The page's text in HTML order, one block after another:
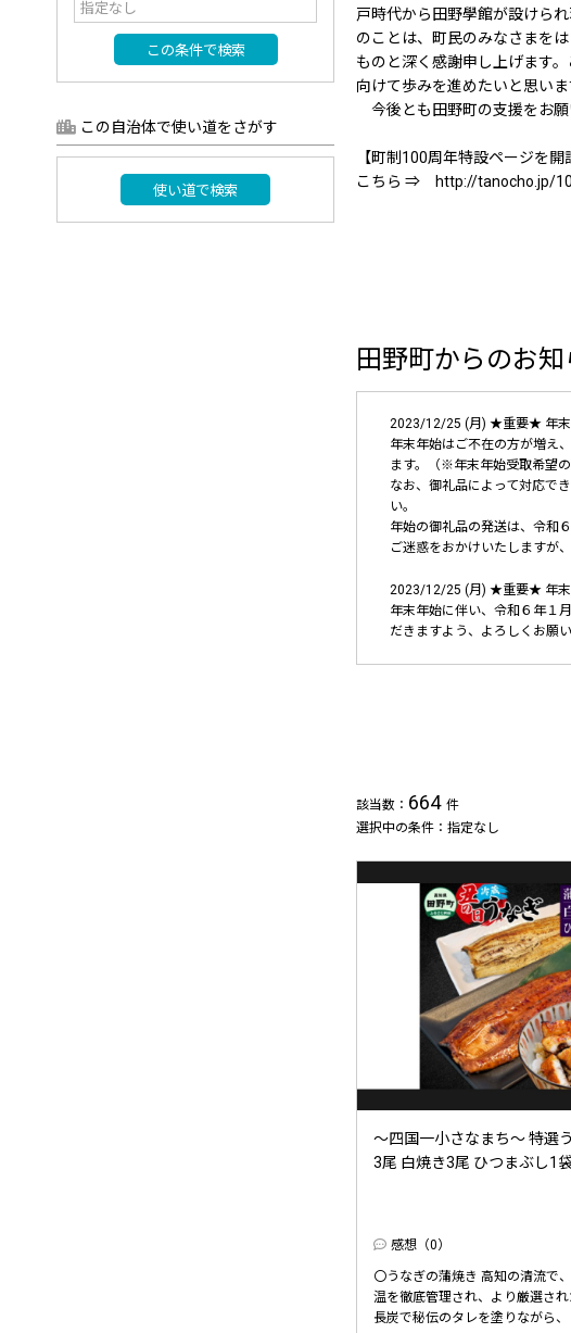
戸時代から田野學館が設けら
のことは、町民のみなさまを
ものと深く感謝申し上げます
向けて歩みを進めたいと思いま
今後とも田野町の支援をお願
【町制100周年特設ページを
こちら ⇒ http://tanocho.jp/
田野町からのお知
2023/12/25 (月) ★重要★ 年末
年末年始はご不在の方が増え
ます。（※年末年始受取希望
なお、御礼品によって対応で
い。
年始の御礼品の発送は、令和
ご迷惑をおかけいたしますが
2023/12/25 (月) ★重要★ 年末
年末年始に伴い、令和６年１
だきますよう、よろしくお願い
該当数： 664 件
選択中の条件：指定なし
～四国一小さなまち～ 特選
3尾 白焼き3尾 ひつまぶし1
感想（0）
〇うなぎの蒲焼き 高知の清流で
温を徹底管理され、より厳選さ
長炭で秘伝のタレを塗りながら、
この条件で検索
この自治体で使い道をさがす
使い道で検索